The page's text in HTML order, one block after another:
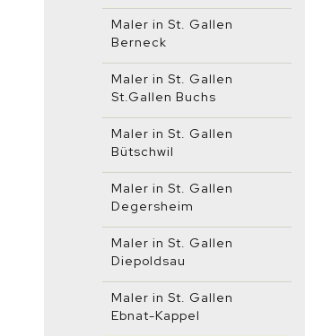
Maler in St. Gallen
Berneck
Maler in St. Gallen
St.Gallen Buchs
Maler in St. Gallen
Bütschwil
Maler in St. Gallen
Degersheim
Maler in St. Gallen
Diepoldsau
Maler in St. Gallen
Ebnat-Kappel